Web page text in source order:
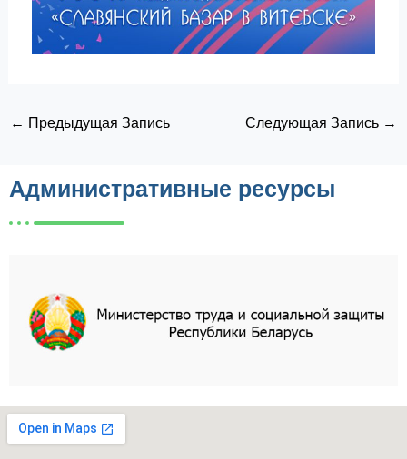
← Предыдущая Запись Следующая Запись →
Административные ресурсы